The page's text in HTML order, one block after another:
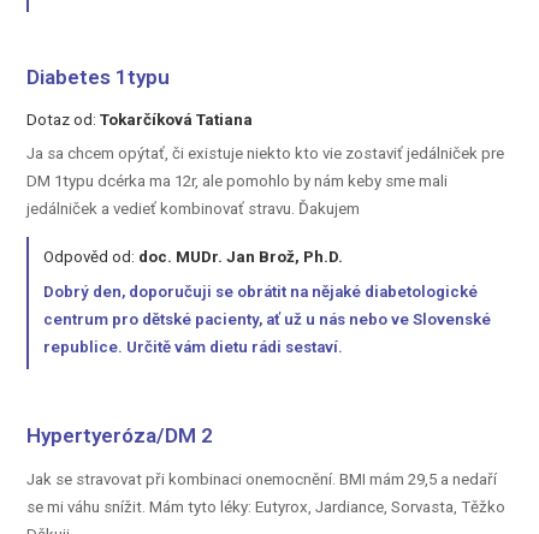
Diabetes 1typu
Dotaz od:Tokarčíková Tatiana
Ja sa chcem opýtať, či existuje niekto kto vie zostaviť jedálniček pre
DM 1typu dcérka ma 12r, ale pomohlo by nám keby sme mali
jedálniček a vedieť kombinovať stravu. Ďakujem
Odpověd od: doc. MUDr. Jan Brož, Ph.D.
Dobrý den, doporučuji se obrátit na nějaké diabetologické
centrum pro dětské pacienty, ať už u nás nebo ve Slovenské
republice. Určitě vám dietu rádi sestaví.
Hypertyeróza/DM 2
Jak se stravovat při kombinaci onemocnění. BMI mám 29,5 a nedaří
se mi váhu snížit. Mám tyto léky: Eutyrox, Jardiance, Sorvasta, Těžko